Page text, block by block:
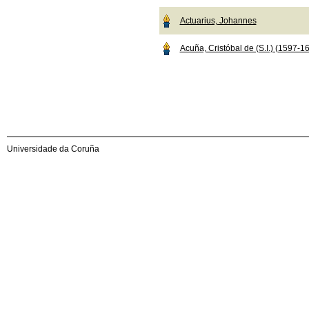
Actuarius, Johannes
Acuña, Cristóbal de (S.I.) (1597-
Universidade da Coruña